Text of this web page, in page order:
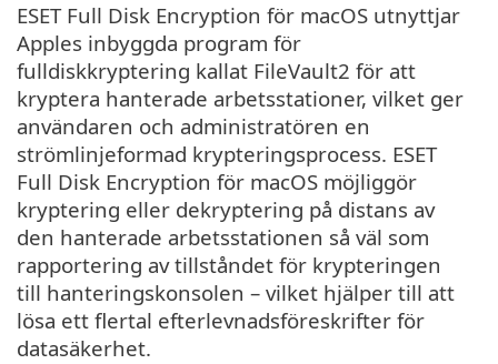
ESET Full Disk Encryption för macOS utnyttjar
Apples inbyggda program för
fulldiskkryptering kallat FileVault2 för att
kryptera hanterade arbetsstationer, vilket ger
användaren och administratören en
strömlinjeformad krypteringsprocess. ESET
Full Disk Encryption för macOS möjliggör
kryptering eller dekryptering på distans av
den hanterade arbetsstationen så väl som
rapportering av tillståndet för krypteringen
till hanteringskonsolen – vilket hjälper till att
lösa ett flertal efterlevnadsföreskrifter för
datasäkerhet.